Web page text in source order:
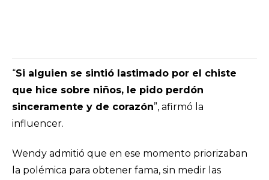
“Si alguien se sintió lastimado por el chiste
que hice sobre niños, le pido perdón
sinceramente y de corazón”, afirmó la
influencer.
Wendy admitió que en ese momento priorizaban
la polémica para obtener fama, sin medir las